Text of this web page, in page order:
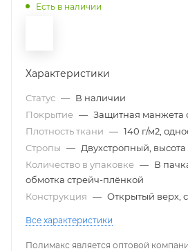
Есть в наличии
Характеристики
Статус — В наличии
Покрытие — Защитная манжета
Плотность ткани — 140 г/м2,
Стропы — Двухстропный, высота
Количество в упаковке — В
обмотка стрейч-плёнкой
Конструкция — Открытый верх,
Все характеристики
Полимакс является оптовой